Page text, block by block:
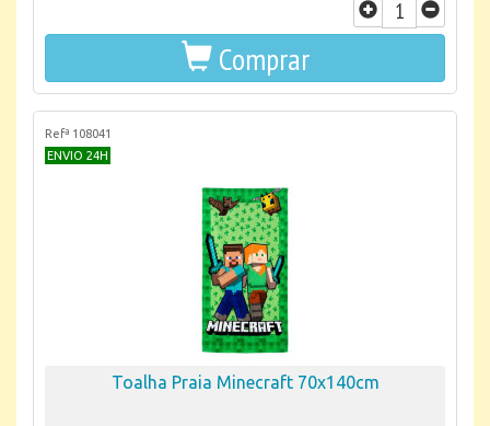
Comprar
Refª 108041
ENVIO 24H
Toalha Praia Minecraft 70x140cm